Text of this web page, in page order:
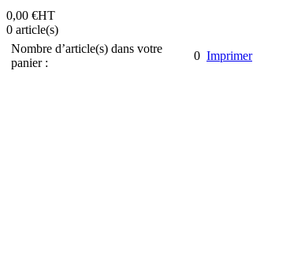
0,00 €HT
0 article(s)
Nombre d’article(s) dans votre
panier :
0 Imprimer